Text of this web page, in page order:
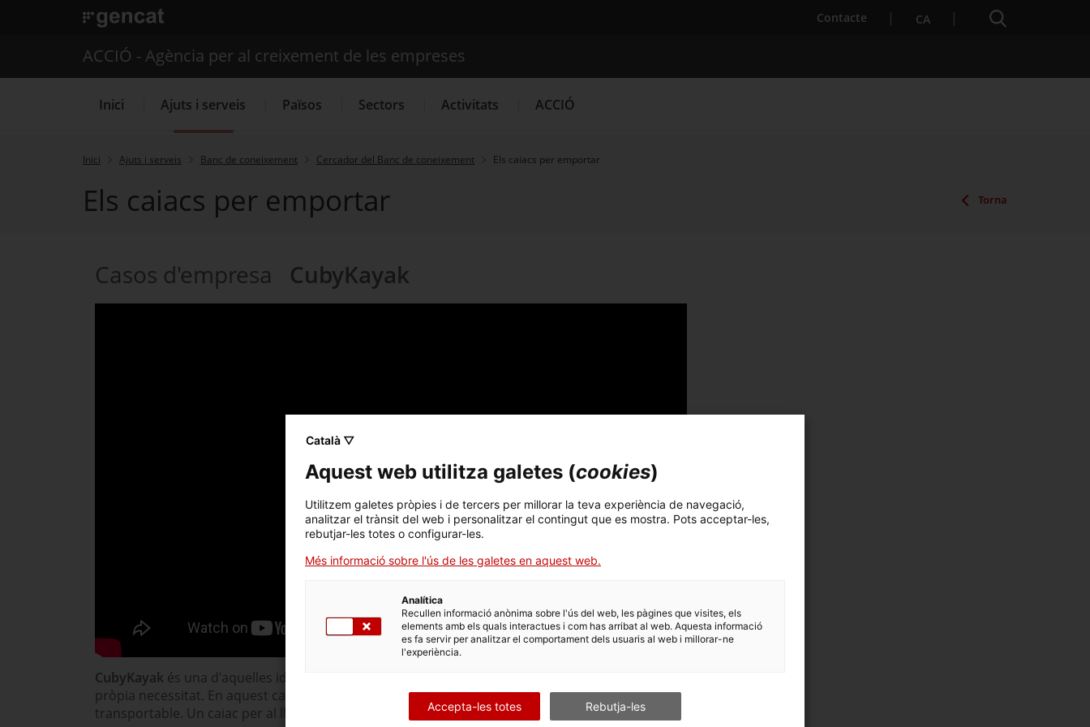
. Obre en una nova finestra. Contacte . Obre en una nova finestra.
CA Cercador
Cercador
Serveis d'internacionalització Serveis d'innovació
ACCIÓ - Agència per al creixement de les empreses
Inici Ajuts i serveis Països Sectors Activitats ACCIÓ
Inici Ajuts i serveis Banc de coneixement Cercador del Banc de coneixement Els caiacs per emportar
Els caiacs per emportar Torna
Casos d'empresa CubyKayak
CubyKayak és una d'aquelles idees emprenedores que sorgeixen de l'impuls de cobrir una
pròpia necessitat. En aquest cas, la de disposar d'un caiac lleuger, econòmic i sobretot fàcilment
transportable. Un caiac per al lleure esportiu a l'abast de tothom.
Català ▽
Aquest web utilitza galetes (cookies)
Utilitzem galetes pròpies i de tercers per millorar la teva experiència de navegació,
analitzar el trànsit del web i personalitzar el contingut que es mostra. Pots acceptar-les,
rebutjar-les totes o configurar-les.
Més informació sobre l'ús de les galetes en aquest web.
Analítica
Recullen informació anònima sobre l'ús del web, les pàgines que visites, els
elements amb els quals interactues i com has arribat al web. Aquesta informació
es fa servir per analitzar el comportament dels usuaris al web i millorar-ne
l'experiència.
Accepta-les totes Rebutja-les